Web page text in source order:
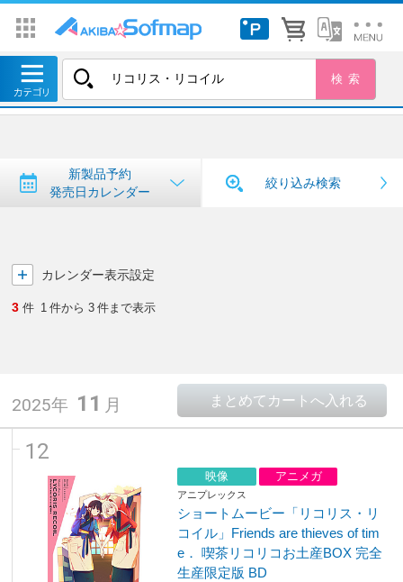
トップ ＞ 新製品予約・発売日カレンダー
新製品予約・発売日カレンダー
新製品予約
発売日カレンダー
絞り込み検索
カレンダー表示設定
3 件 1 件から 3 件まで表示
2025年 11 月
12
映像 アニメガ
アニプレックス
ショートムービー「リコリス・リ
コイル」Friends are thieves of tim
e． 喫茶リコリコお土産BOX 完全
生産限定版 BD